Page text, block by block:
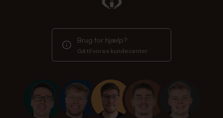
Brug for hjælp?
Gå til vores kundecenter